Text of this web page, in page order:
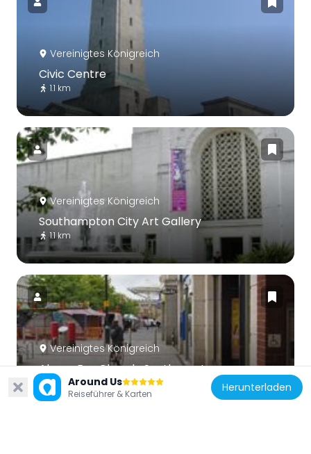
Vereinigtes Königreich
Civic Centre
1.1 km
Vereinigtes Königreich
Southampton City Art Gallery
1.1 km
Vereinigtes Königreich
Above Bar Church, Southampton
950 mAround Us
Reiseführer & Karten Herunterladen